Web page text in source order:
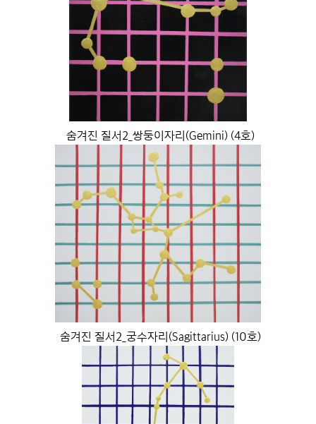
숨겨진 질서2_쌍둥이자리(Gemini) (4호)
숨겨진 질서2_궁수자리(Sagittarius) (10호)